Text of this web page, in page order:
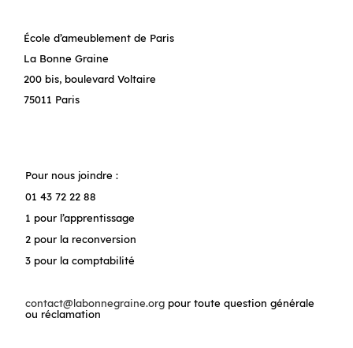
École d’ameublement de Paris
La Bonne Graine
200 bis, boulevard Voltaire
75011 Paris
Pour nous joindre :
01 43 72 22 88
1 pour l’apprentissage
2 pour la reconversion
3 pour la comptabilité
contact@labonnegraine.org pour toute question générale
ou réclamation